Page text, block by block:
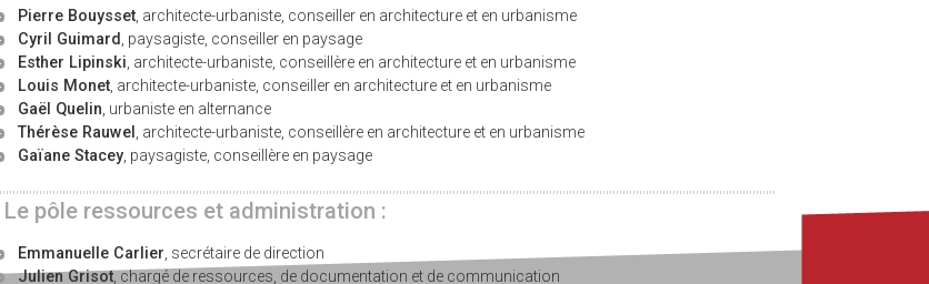
Pierre Bouysset, architecte-urbaniste, conseiller en architecture et en urbanisme
Cyril Guimard
, paysagiste, conseiller en paysage
Esther Lipinski , architecte-urbaniste, conseillère en architecture et en urbanisme
Louis Monet, architecte-urbaniste, conseiller en architecture et en urbanisme
Gaël Quelin , urbaniste en alternance
Thérèse Rauwel
, architecte-urbaniste, conseillère en architecture et en urbanisme
Gaïane Stacey, paysagiste, conseillère en paysage
Le pôle ressources et administration :
Emmanuelle Carlier, secrétaire de direction
Julien Grisot, chargé de ressources, de documentation et de communication